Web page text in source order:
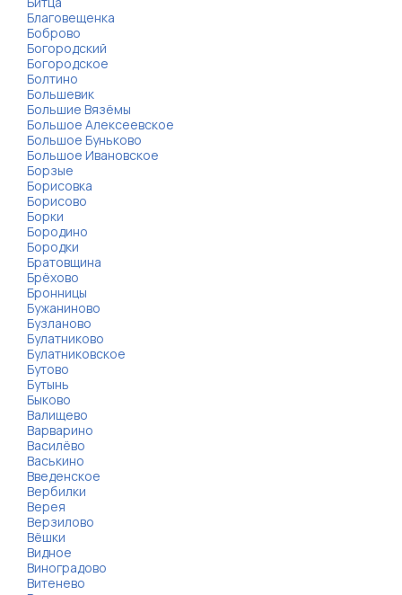
Благовещенка
Боброво
Богородский
Богородское
Болтино
Большевик
Большие Вязёмы
Большое Алексеевское
Большое Буньково
Большое Ивановское
Борзые
Борисовка
Борисово
Борки
Бородино
Бородки
Братовщина
Брёхово
Бронницы
Бужаниново
Бузланово
Булатниково
Булатниковское
Бутово
Бутынь
Быково
Валищево
Варварино
Василёво
Васькино
Введенское
Вербилки
Верея
Верзилово
Вёшки
Видное
Виноградово
Витенево